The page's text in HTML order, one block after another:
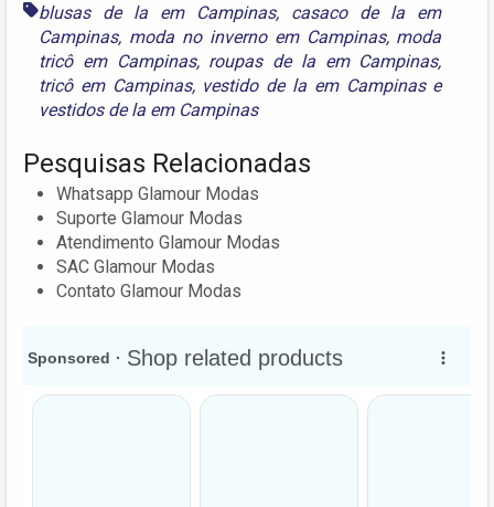
blusas de la em Campinas, casaco de la em
Campinas, moda no inverno em Campinas, moda
tricô em Campinas, roupas de la em Campinas,
tricô em Campinas, vestido de la em Campinase
vestidos de la em Campinas
Pesquisas Relacionadas
Whatsapp Glamour Modas
Suporte Glamour Modas
Atendimento Glamour Modas
SAC Glamour Modas
Contato Glamour Modas